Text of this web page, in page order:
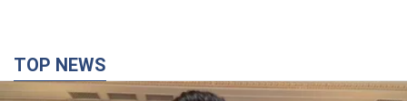
TOP NEWS